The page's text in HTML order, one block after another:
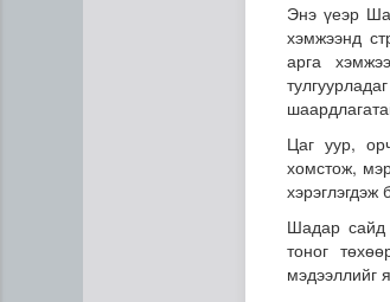
Энэ үеэр
хэмжээнд
арга
Цаг уур,
хомстож,
хэрэглэгдэж
Шадар сайд
тоног
мэдээллийг